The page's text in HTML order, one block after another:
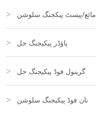
مائع/پیسٹ پیکجنگ سلوشن
پاؤڈر پیکیجنگ حل
گرینول فوڈ پیکیجنگ حل
نان فوڈ پیکیجنگ سلوشن